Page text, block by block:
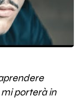
porterà in